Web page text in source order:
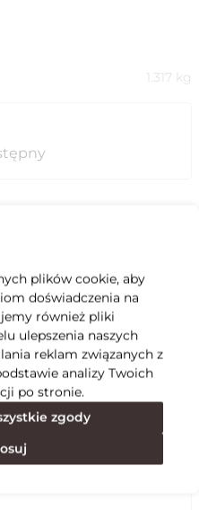
1.317 kg
plików cookie, aby
doświadczenia na
również pliki
ulepszenia naszych
reklam związanych z
analizy Twoich
po stronie.
zgody